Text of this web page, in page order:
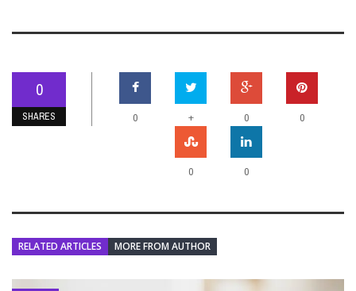
0
SHARES 0 + 0 0
0 0
RELATED ARTICLES MORE FROM AUTHOR